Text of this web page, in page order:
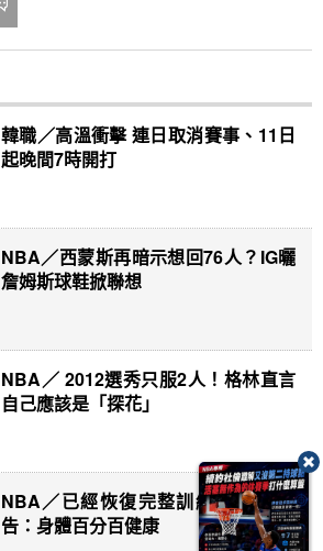
韓職／高溫衝擊 連日取消賽事、11日
起晚間7時開打
NBA／西蒙斯再暗示想回76人？IG曬
詹姆斯球鞋掀聯想
NBA／ 2012選秀只服2人！格林直言
自己應該是「探花」
NBA／已經恢復完整訓練 唐西奇宣
告：身體百分百健康